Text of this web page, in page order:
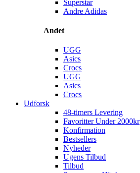
Superstar
Andre Adidas
Andet
UGG
Asics
Crocs
UGG
Asics
Crocs
Udforsk
48-timers Levering
Favoritter Under 2000kr
Konfirmation
Bestsellers
Nyheder
Ugens Tilbud
Tilbud